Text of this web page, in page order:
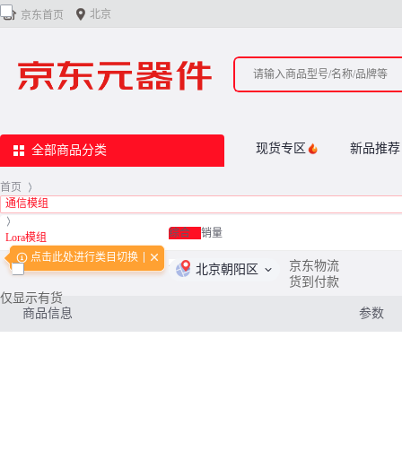
 京东首页  北京
全部商品分类 现货专区 新品推荐
首页
>
通信模组
>
Lora模组
点击此处进行类目切换
综合 销量
< 0/0 >
北京朝阳区
京东物流
货到付款
仅显示有货
商品信息
参数